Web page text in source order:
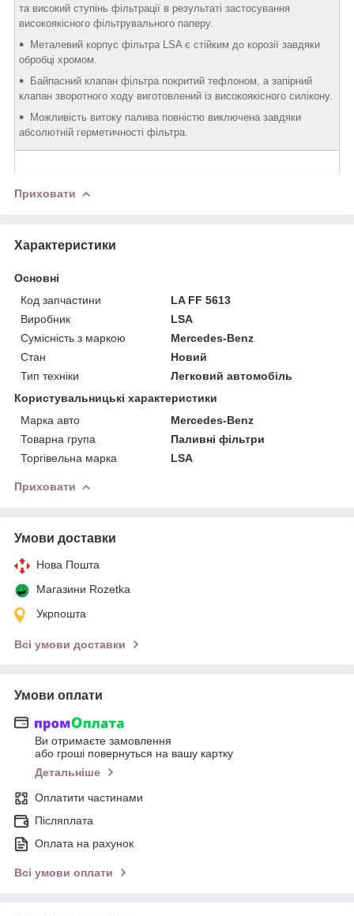
та високий ступінь фільтрації в результаті застосування
високоякісного фільтрувального паперу.
Металевий корпус фільтра LSA є стійким до корозії завдяки
обробці хромом.
Байпасний клапан фільтра покритий тефлоном, а запірний
клапан зворотного ходу виготовлений із високоякісного силікону.
Можливість витоку палива повністю виключена завдяки
абсолютній герметичності фільтра.
Приховати
Характеристики
Основні
Код запчастини
LA FF 5613
Виробник
LSA
Сумісність з маркою
Mercedes-Benz
Стан
Новий
Тип техніки
Легковий автомобіль
Користувальницькі характеристики
Марка авто
Mercedes-Benz
Товарна група
Паливні фільтри
Торгівельна марка
LSA
Приховати
Умови доставки
Нова Пошта
Магазини Rozetka
Укрпошта
Всі умови доставки
Умови оплати
Ви отримаєте замовлення
або гроші повернуться на вашу картку
Детальніше
Оплатити частинами
Післяплата
Оплата на рахунок
Всі умови оплати